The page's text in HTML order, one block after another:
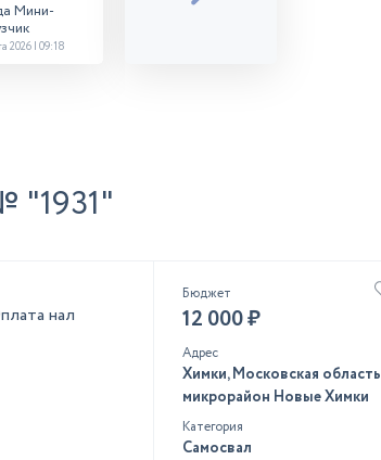
Мини-
2026 | 09:18
нал
Бюджет
12 000 ₽
Адрес
Химки, Московская область
микрорайон Новые Химки
Категория
Самосвал